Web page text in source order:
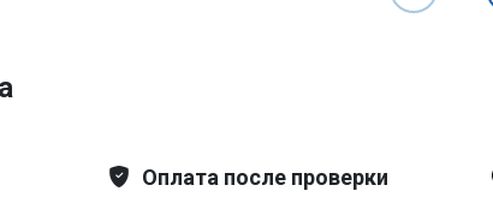
Оплата после проверки